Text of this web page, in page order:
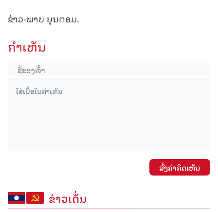
ຂ່າວ-ພາບ ບຸນຕອມ.
ຄໍາເຫັນ
ສົ່ງຄໍາຄິດເຫັນ
ຂ່າວເດັ່ນ